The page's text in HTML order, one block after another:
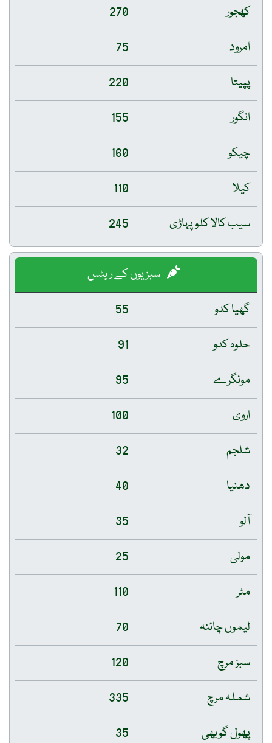
کھجور
270
امرود
75
پپیتا
220
انگور
155
چیکو
160
کیلا
110
سیب کالا کلو پہاڑی
245
سبزیوں کے ریٹس
گھیا کدو
55
حلوہ کدو
91
مونگرے
95
اروی
100
شلجم
32
دھنیا
40
آلو
35
مولی
25
مٹر
110
لیموں چائنہ
70
سبز مرچ
120
شملہ مرچ
335
پھول گوبھی
35